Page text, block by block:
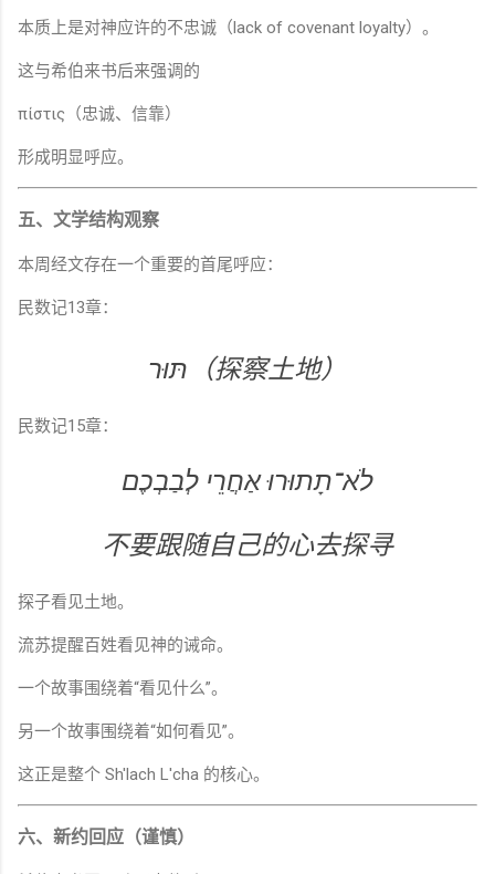
本质上是对神应许的不忠诚（lack of covenant loyalty）。
这与希伯来书后来强调的
πίστις（忠诚、信靠）
形成明显呼应。
五、文学结构观察
本周经文存在一个重要的首尾呼应：
民数记13章：
תּוּר（探察土地）
民数记15章：
לֹא־תָתוּרוּ אַחֲרֵי לְבַבְכֶם
不要跟随自己的心去探寻
探子看见土地。
流苏提醒百姓看见神的诫命。
一个故事围绕着“看见什么”。
另一个故事围绕着“如何看见”。
这正是整个 Sh'lach L'cha 的核心。
六、新约回应（谨慎）